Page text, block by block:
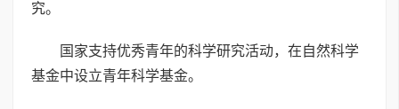
究。
国家支持优秀青年的科学研究活动，在自然科学
基金中设立青年科学基金。